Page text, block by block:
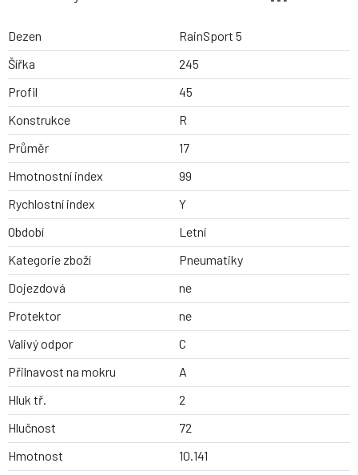
Dezen
RainSport 5
Šířka
245
Profil
45
Konstrukce
R
Průměr
17
Hmotnostní index
99
Rychlostní index
Y
Období
Letní
Kategorie zboží
Pneumatiky
Dojezdová
ne
Protektor
ne
Valivý odpor
C
Přilnavost na mokru
A
Hluk tř.
2
Hlučnost
72
Hmotnost
10.141